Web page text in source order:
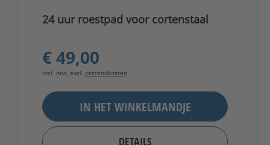
24 uur roestpad voor cortenstaal
€ 49,00
incl. btw, excl. verzendkosten
IN HET WINKELMANDJE
DETAILS